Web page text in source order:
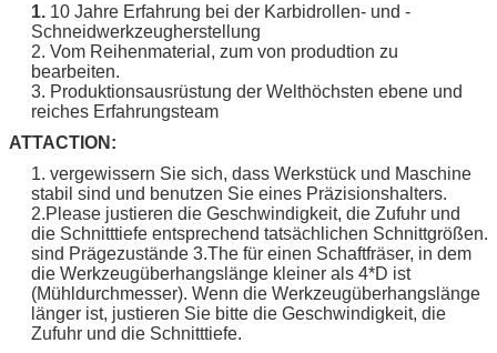
1. 10 Jahre Erfahrung bei der Karbidrollen- und -
Schneidwerkzeugherstellung
2. Vom Reihenmaterial, zum von produdtion zu
bearbeiten.
3. Produktionsausrüstung der Welthöchsten ebene und
reiches Erfahrungsteam
ATTACTION:
1. vergewissern Sie sich, dass Werkstück und Maschine
stabil sind und benutzen Sie eines Präzisionshalters.
2.Please justieren die Geschwindigkeit, die Zufuhr und
die Schnitttiefe entsprechend tatsächlichen Schnittgrößen.
sind Prägezustände 3.The für einen Schaftfräser, in dem
die Werkzeugüberhangslänge kleiner als 4*D ist
(Mühldurchmesser). Wenn die Werkzeugüberhangslänge
länger ist, justieren Sie bitte die Geschwindigkeit, die
Zufuhr und die Schnitttiefe.